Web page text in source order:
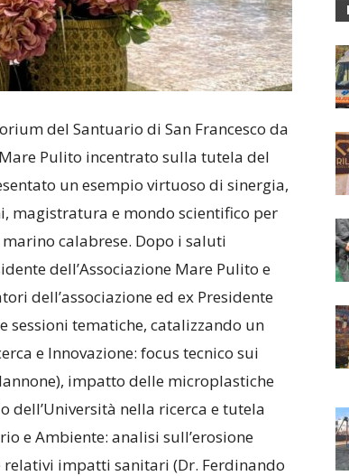
del Santuario di San Francesco da
Pulito incentrato sulla tutela del
un esempio virtuoso di sinergia,
magistratura e mondo scientifico per
calabrese. Dopo i saluti
dell’Associazione Mare Pulito e
dell’associazione ed ex Presidente
tematiche, catalizzando un
e Innovazione: focus tecnico sui
impatto delle microplastiche
dell’Università nella ricerca e tutela
e Ambiente: analisi sull’erosione
relativi impatti sanitari (Dr. Ferdinando